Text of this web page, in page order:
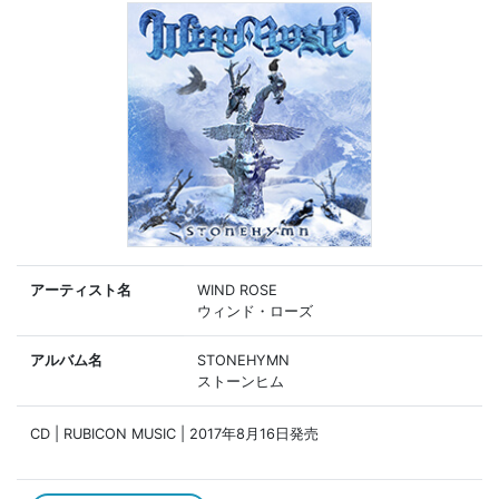
アーティスト名
WIND ROSE
ウィンド・ローズ
アルバム名
STONEHYMN
ストーンヒム
CD | RUBICON MUSIC | 2017年8月16日発売